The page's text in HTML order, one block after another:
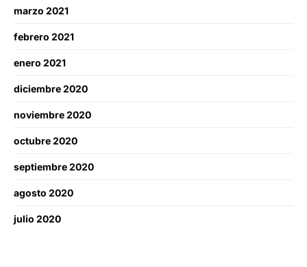
marzo 2021
febrero 2021
enero 2021
diciembre 2020
noviembre 2020
octubre 2020
septiembre 2020
agosto 2020
julio 2020